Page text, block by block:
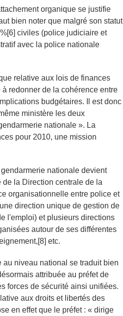
organique se justifie
bien noter que malgré son statut
civiles (police judiciaire et
avec la police nationale
relative aux lois de finances
redonner de la cohérence entre
budgétaires. Il est donc
ministère les deux
nationale ». La
pour 2010, une mission
nationale devient
la Direction centrale de la
organisationnelle entre police et
direction unique de gestion de
l'emploi) et plusieurs directions
autour de ses différentes
etc.
niveau national se traduit bien
attribuée au préfet de
forces de sécurité ainsi unifiées.
aux droits et libertés des
en effet que le préfet : « dirige